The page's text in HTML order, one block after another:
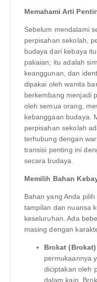
Memahami Arti
Sebelum mendalami
perpisahan sekolah,
budaya dari kebaya
pakaian; itu adalah
keanggunan, dan
dipakai oleh wanita
berkembang menjadi
oleh semua orang,
kebanggaan budaya.
perpisahan sekolah
terhubung dengan
transisi penting ini
secara budaya.
Memilih Bahan
Bahan yang Anda
tampilan dan nuansa
keseluruhan. Ada
masing dengan
Brokat
permukaannya
diciptakan oleh
dalam kain.